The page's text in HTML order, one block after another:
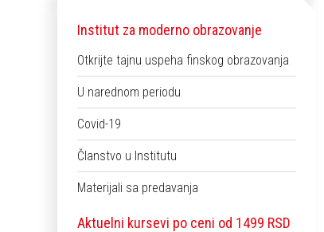
Institut za moderno obrazovanje
Otkrijte tajnu uspeha finskog obrazovanja
U narednom periodu
Covid-19
Članstvo u Institutu
Materijali sa predavanja
Aktuelni kursevi po ceni od 1499 RSD